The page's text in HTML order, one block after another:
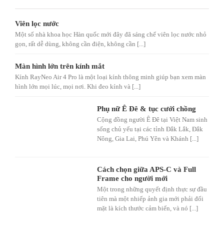
Viên lọc nước
Một số nhà khoa học Hàn quốc mới đây đã sáng chế viên lọc nước nhỏ
gọn, rất dễ dùng, không cần điện, không cần [...]
Màn hình lớn trên kính mắt
Kính RayNeo Air 4 Pro là một loại kính thông minh giúp bạn xem màn
hình lớn mọi lúc, mọi nơi. Khi đeo kính và [...]
Phụ nữ Ê Đê & tục cưới chồng
Cộng đồng người Ê Đê tại Việt Nam sinh
sống chủ yếu tại các tỉnh Đắk Lắk, Đắk
Nông, Gia Lai, Phú Yên và Khánh [...]
Cách chọn giữa APS-C và Full
Frame cho người mới
Một trong những quyết định thực sự đầu
tiên mà một nhiếp ảnh gia mới phải đối
mặt là kích thước cảm biến, và nó [...]